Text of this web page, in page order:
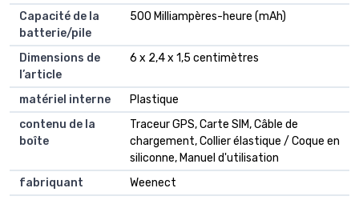
Capacité de la
batterie/pile
500 Milliampères-heure (mAh)
Dimensions de
l’article
6 x 2,4 x 1,5 centimètres
matériel interne
Plastique
contenu de la
boîte
Traceur GPS, Carte SIM, Câble de
chargement, Collier élastique / Coque en
siliconne, Manuel d'utilisation
fabriquant
Weenect